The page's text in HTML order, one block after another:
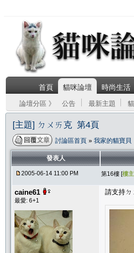
首頁 貓咪論壇 時尚生活
論壇分區 》 公告 最新主題
[主題] ㄉㄨㄞ克 第4頁
討論區首頁 » 我家的貓寶貝
發表人
2005-06-14 11:00 PM 第16樓 [樓主
caine61
最愛: 6+1
請支持ㄉ